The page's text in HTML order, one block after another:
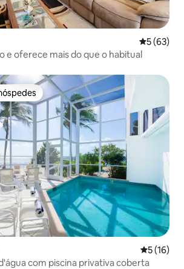
5 de uma
5 (63)
e oferece mais do que o habitual
preferidos dos hóspedes
5 de uma
5 (16)
com piscina privativa coberta